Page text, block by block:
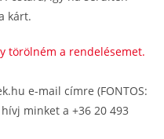
kárt.
törölném a rendelésemet.
e-mail címre (FONTOS:
minket a +36 20 493